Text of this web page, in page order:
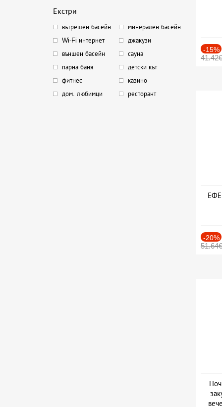
Екстри
вътрешен басейн
минерален басейн
Wi-Fi интернет
джакузи
външен басейн
сауна
парна баня
детски кът
фитнес
казино
дом. любимци
ресторант
-15%
41.42€
-20%
51.64€